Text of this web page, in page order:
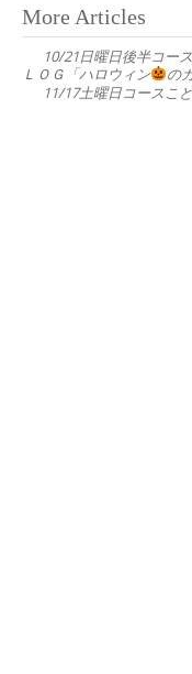
Post
navigation
More Articles
10/21日曜日後半コー
ＬＯＧ「ハロウィン
の
11/17土曜日コースこ